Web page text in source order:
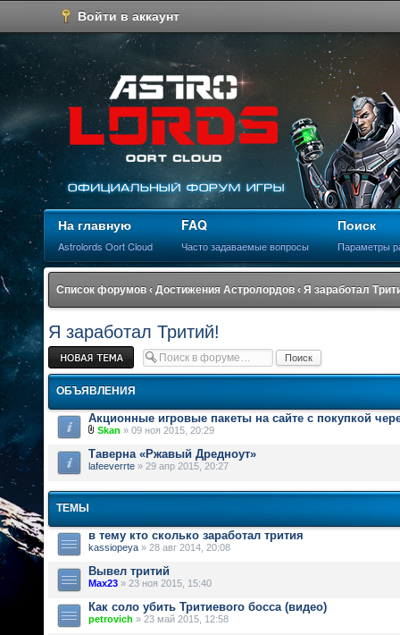
Войти в аккаунт
На главную
Astrolords Oort Cloud
FAQ
Часто задаваемые вопросы
Поиск
Параметры
Список форумов ‹ Достижения Астролордов ‹ Я заработал
Я заработал Тритий!
Новая тема
ОБЪЯВЛЕНИЯ
Акционные игровые пакеты на сайте с покупкой
Skan » 09 ноя 2015, 20:29
Таверна «Ржавый Дредноут»
lafeeverrte » 29 апр 2015, 20:27
ТЕМЫ
в тему кто сколько заработал трития
kassiopeya » 28 авг 2014, 20:08
Вывел тритий
Max23 » 23 ноя 2015, 15:40
Как соло убить Тритиевого босса (видео)
petrovich » 23 май 2015, 12:58